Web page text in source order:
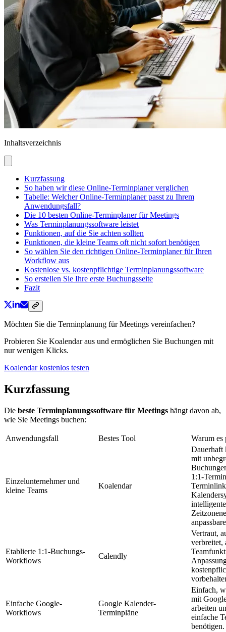
Inhaltsverzeichnis
Kurzfassung
So haben wir diese Online-Terminplaner verglichen
Tabelle: Welcher Online-Terminplaner passt zu Ihrem
Anwendungsfall?
Die 10 besten Online-Terminplaner für Meetings
Was Terminplanungssoftware leistet
Funktionen, auf die Sie achten sollten
Funktionen, die kleine Teams oft nicht sofort benötigen
So wählen Sie den richtigen Online-Terminplaner für Ihren
Workflow aus
Kostenlose vs. kostenpflichtige Terminplanungssoftware
So erstellen Sie Ihre erste Buchungsseite
Fazit
Möchten Sie die Terminplanung für Meetings vereinfachen?
Probieren Sie Koalendar aus und ermöglichen Sie Buchungen mit
nur wenigen Klicks.
Koalendar kostenlos testen
Kurzfassung
Die beste Terminplanungssoftware für Meetings hängt davon ab,
wie Sie Meetings buchen:
Anwendungsfall Bestes Tool Warum es
Einzelunternehmer und
kleine Teams
Koalendar
Dauerhaft
mit
1:1-
Etablierte 1:1-Buchungs-
Workflows
Calendly
Vertraut,
verbreitet,
Einfache Google-
Workflows
Google Kalender-
Terminpläne
Einfach,
mit
arbeiten
einfache
benötigen.